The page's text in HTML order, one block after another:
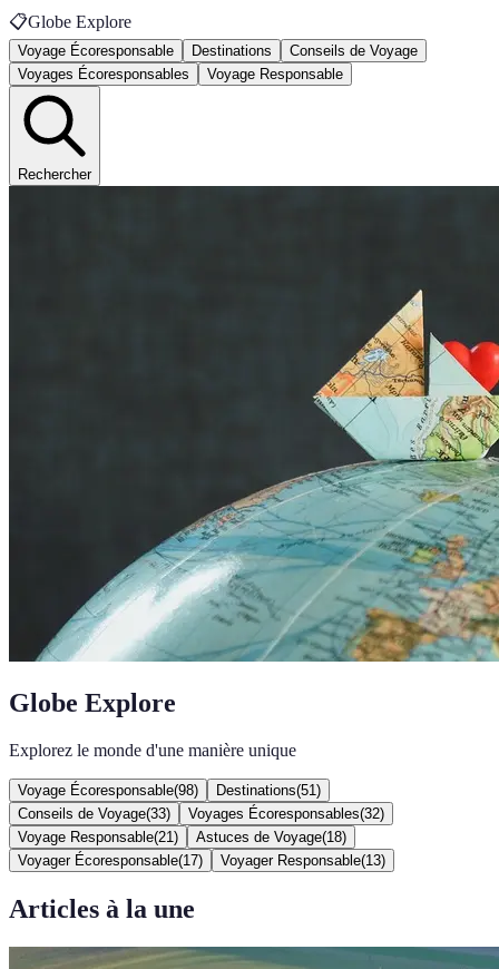
📋Globe Explore
Voyage Écoresponsable Destinations
Conseils de Voyage
Voyages Écoresponsables
Voyage Responsable
Rechercher
Globe Explore
Explorez le monde d'une manière unique
Voyage Écoresponsable(98) Destinations(51 )
Conseils de Voyage(33) Voyages Écoresponsables(32)
Voyage Responsable(21 ) Astuces de Voyage(18)
Voyager Écoresponsable(17) Voyager Responsable(13)
Articles à la une